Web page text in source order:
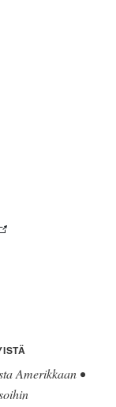
Amerikkaan •